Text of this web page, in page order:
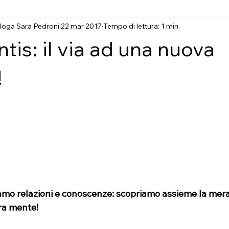
formativi Check-up: screening cognitivo!
il via ad una nuova
Sara Pedroni 22 mar 2017 Tempo di lettura: 1 min
5.
relazioni e conoscenze: scopriamo assieme la
mente!